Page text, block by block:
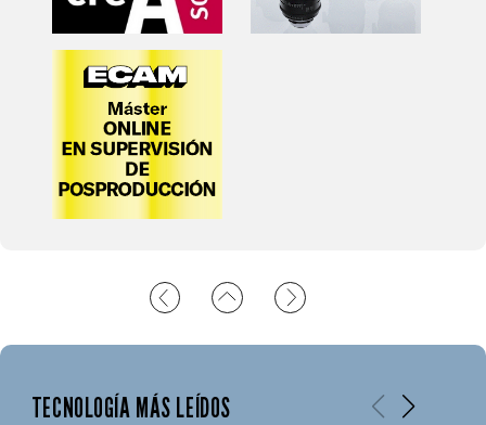
TECNOLOGÍA MÁS LEÍDOS